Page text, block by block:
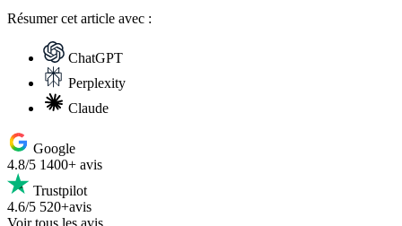
Résumercet article avec :
ChatGPT
Perplexity
Claude
Google
4.8/5 1400+ avis
Trustpilot
4.6/5 520+avis
Voir tous les avis